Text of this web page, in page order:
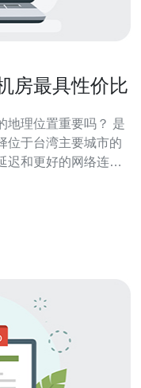
房最具性价比
地理位置重要吗？ 是
位于台湾主要城市的
迟和更好的网络连
外，地理位置还影